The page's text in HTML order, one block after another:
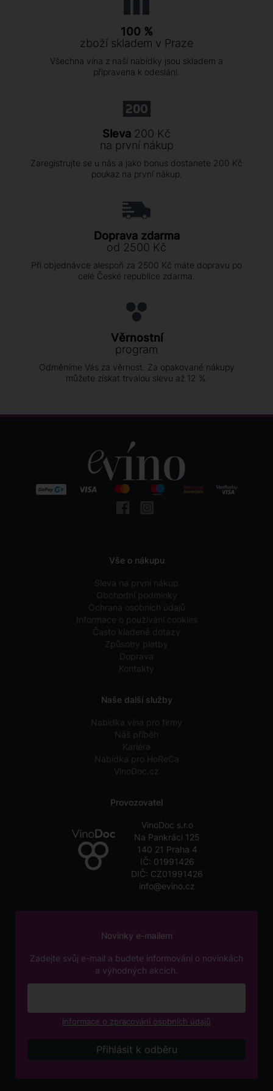
100 %
zboží skladem v Praze
Všechna vína z naší nabídky jsou skladem a
připravena k odeslání.
Sleva 200 Kč
na první nákup
Zaregistrujte se u nás a jako bonus dostanete 200 Kč
poukaz na první nákup.
Doprava zdarma
od 2500 Kč
Při objednávce alespoň za 2500 Kč máte dopravu po
celé České republice zdarma.
Věrnostní
program
Odměníme Vás za věrnost. Za opakované nákupy
můžete získat trvalou slevu až 12 %.
Vše o nákupu
Sleva na první nákup
Obchodní podmínky
Ochrana osobních údajů
Informace o používání cookies
Často kladené dotazy
Způsoby platby
Doprava
Kontakty
Naše další služby
Nabídka vína pro firmy
Náš příběh
Kariéra
Nabídka pro HoReCa
VinoDoc.cz
Provozovatel
VinoDoc s.r.o
Na Pankráci 125
140 21 Praha 4
IČ: 01991426
DIČ: CZ01991426
info@evino.cz
Novinky e-mailem
Zadejte svůj e-mail a budete informováni o novinkách
a výhodných akcích.
Informace o zpracování osobních údajů